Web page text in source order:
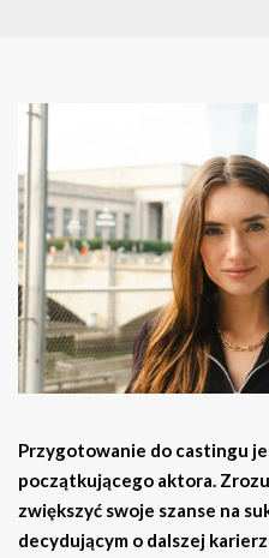
Przygotowanie do castingu
początkującego aktora.
zwiększyć swoje szanse na
decydującym o dalszej